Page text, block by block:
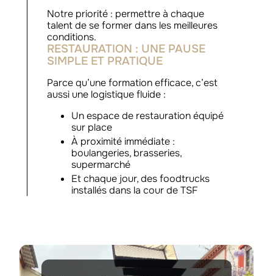
Notre priorité : permettre à chaque
talent de se former dans les meilleures
conditions.
RESTAURATION : UNE PAUSE
SIMPLE ET PRATIQUE
Parce qu’une formation efficace, c’est
aussi une logistique fluide :
Un espace de restauration équipé
sur place
À proximité immédiate :
boulangeries, brasseries,
supermarché
Et chaque jour, des foodtrucks
installés dans la cour de TSF